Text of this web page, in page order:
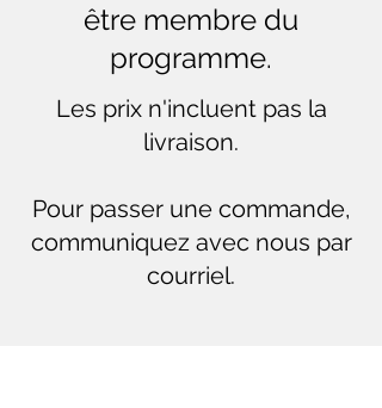
être membre du
programme.
Les prix n'incluent pas la
livraison.
Pour passer une commande,
communiquez avec nous par
courriel.